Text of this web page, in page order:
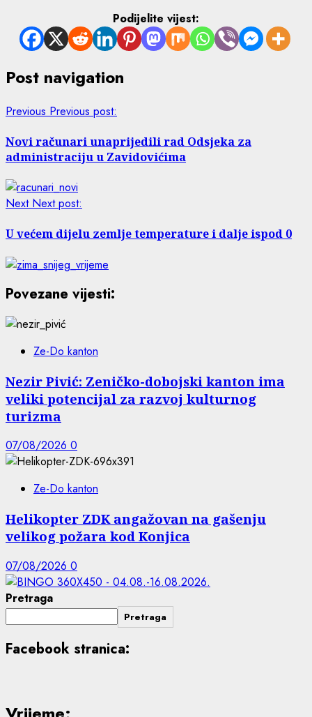
Podijelite vijest:
Post navigation
Previous Previous post:
Novi računari unaprijedili rad Odsjeka za
administraciju u Zavidovićima
Next Next post:
U većem dijelu zemlje temperature i dalje ispod 0
Povezane vijesti:
Ze-Do kanton
Nezir Pivić: Zeničko-dobojski kanton ima
veliki potencijal za razvoj kulturnog
turizma
07/08/2026 0
Ze-Do kanton
Helikopter ZDK angažovan na gašenju
velikog požara kod Konjica
07/08/2026 0
Pretraga
Pretraga
Facebook stranica: